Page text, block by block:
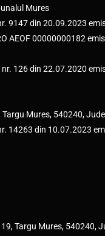
Mures
9147 din 20.09.2023
AEOF 00000000182
126 din 22.07.2020
Targu Mures, 540240,
14263 din 10.07.2023
Targu Mures, 540240,